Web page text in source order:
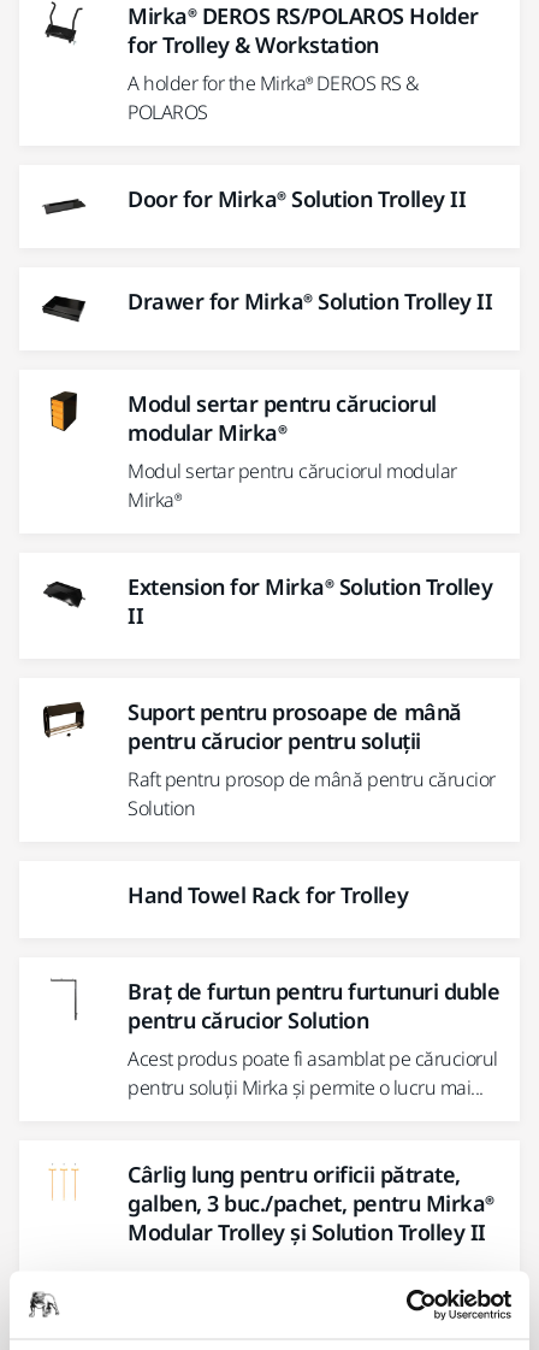
Mirka® DEROS RS/POLAROS Holder
for Trolley & Workstation
A holder for the Mirka® DEROS RS &
POLAROS
Door for Mirka® Solution Trolley II
Drawer for Mirka® Solution Trolley II
Modul sertar pentru căruciorul
modular Mirka®
Modul sertar pentru căruciorul modular
Mirka®
Extension for Mirka® Solution Trolley
II
Suport pentru prosoape de mână
pentru cărucior pentru soluții
Raft pentru prosop de mână pentru cărucior
Solution
Hand Towel Rack for Trolley
Braț de furtun pentru furtunuri duble
pentru cărucior Solution
Acest produs poate fi asamblat pe căruciorul
pentru soluții Mirka și permite o lucru mai...
Cârlig lung pentru orificii pătrate,
galben, 3 buc./pachet, pentru Mirka®
Modular Trolley și Solution Trolley II
Cârlig scurt, cu găuri rotunde, galben